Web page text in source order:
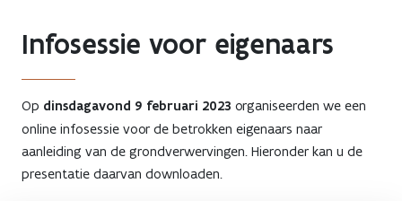
Infosessie voor eigenaars
Op dinsdagavond 9 februari 2023 organiseerden we een
online infosessie voor de betrokken eigenaars naar
aanleiding van de grondverwervingen. Hieronder kan u de
presentatie daarvan downloaden.